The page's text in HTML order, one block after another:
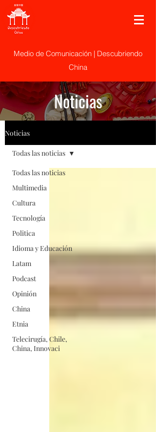
Medio de Comunicación | Descubriendo
China
Noticias
Noticias
Todas las noticias
Multimedia
Cultura
Tecnología
Politica
Idioma y Educación
Latam
Podcast
Opinión
China
Etnia
Telecirugía, Chile,
China, Innovaci
Todas las noticias